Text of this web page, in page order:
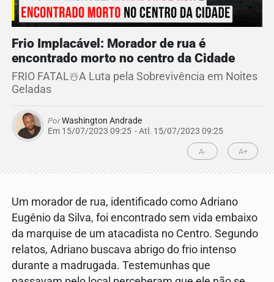
Frio Implacável: Morador de rua é
encontrado morto no centro da Cidade
FRIO FATAL☃️A Luta pela Sobrevivência em Noites
Geladas
PorWashington Andrade
Em 15/07/2023 09:25 - Atl. 15/07/2023 09:25
A- A+
Um morador de rua, identificado como Adriano
Eugênio da Silva, foi encontrado sem vida embaixo
da marquise de um atacadista no Centro. Segundo
relatos, Adriano buscava abrigo do frio intenso
durante a madrugada. Testemunhas que